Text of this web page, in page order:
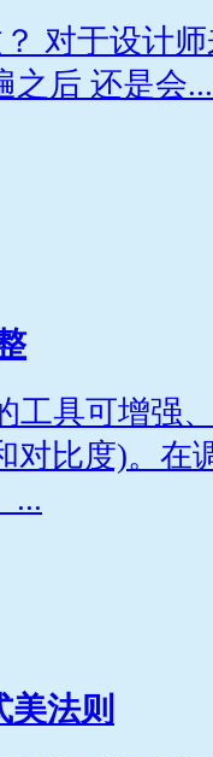
对于设计
之后 还是会
工具可增强
对比度)。在
...
法则